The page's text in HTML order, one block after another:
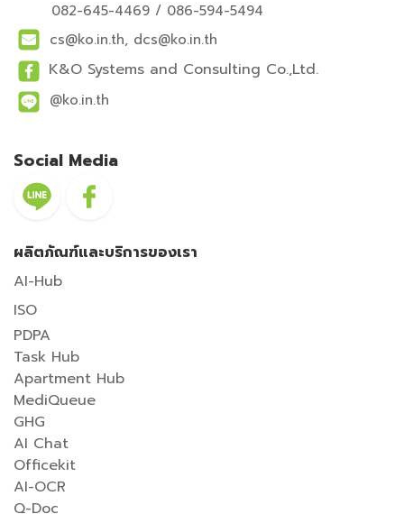
082-645-4469 / 086-594-5494
cs@ko.in.th, dcs@ko.in.th
K&O Systems and Consulting Co.,Ltd.
@ko.in.th
Social Media
ผลิตภัณฑ์และบริการของเรา
AI-Hub
ISO
PDPA
Task Hub
Apartment Hub
MediQueue
GHG
AI Chat
Officekit
AI-OCR
Q-Doc